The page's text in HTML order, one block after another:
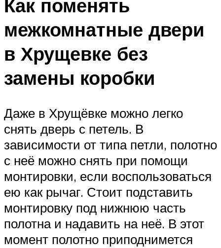
Как поменять
межкомнатные двери
в Хрущевке без
замены коробки
Даже в Хрущёвке можно легко
снять дверь с петель. В
зависимости от типа петли, полотно
с неё можно снять при помощи
монтировки, если воспользоваться
ею как рычаг. Стоит подставить
монтировку под нижнюю часть
полотна и надавить на неё. В этот
момент полотно приподнимется